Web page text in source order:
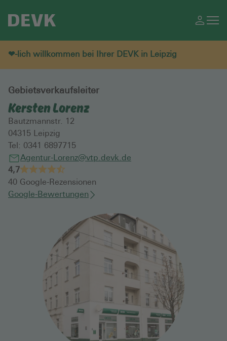
❤-lich willkommen bei Ihrer DEVK in Leipzig
Gebietsverkaufsleiter
Kersten Lorenz
Bautzmannstr. 12
04315 Leipzig
Tel: 0341 6897715
Agentur-Lorenz@vtp.devk.de
4,7
40 Google-Rezensionen
Google-Bewertungen